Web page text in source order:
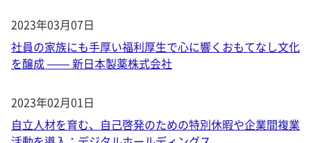
2023年03月07日
社員の家族にも手厚い福利厚生で心に響くおもてなし文化
を醸成 —— 新日本製薬株式会社
2023年02月01日
自立人材を育む、自己啓発のための特別休暇や企業間複業